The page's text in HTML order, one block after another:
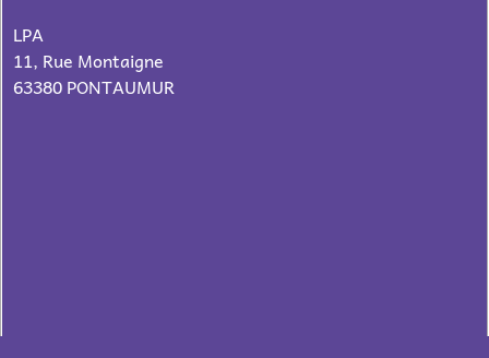
LPA
11, Rue Montaigne
63380 PONTAUMUR